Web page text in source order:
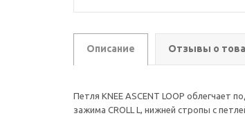
Описание Отзывы о
Петля KNEE ASCENT LOOP облегчает
зажима CROLL L, нижней стропы с